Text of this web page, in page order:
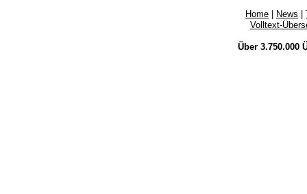
Home News
Volltext-
Über 3.750.000